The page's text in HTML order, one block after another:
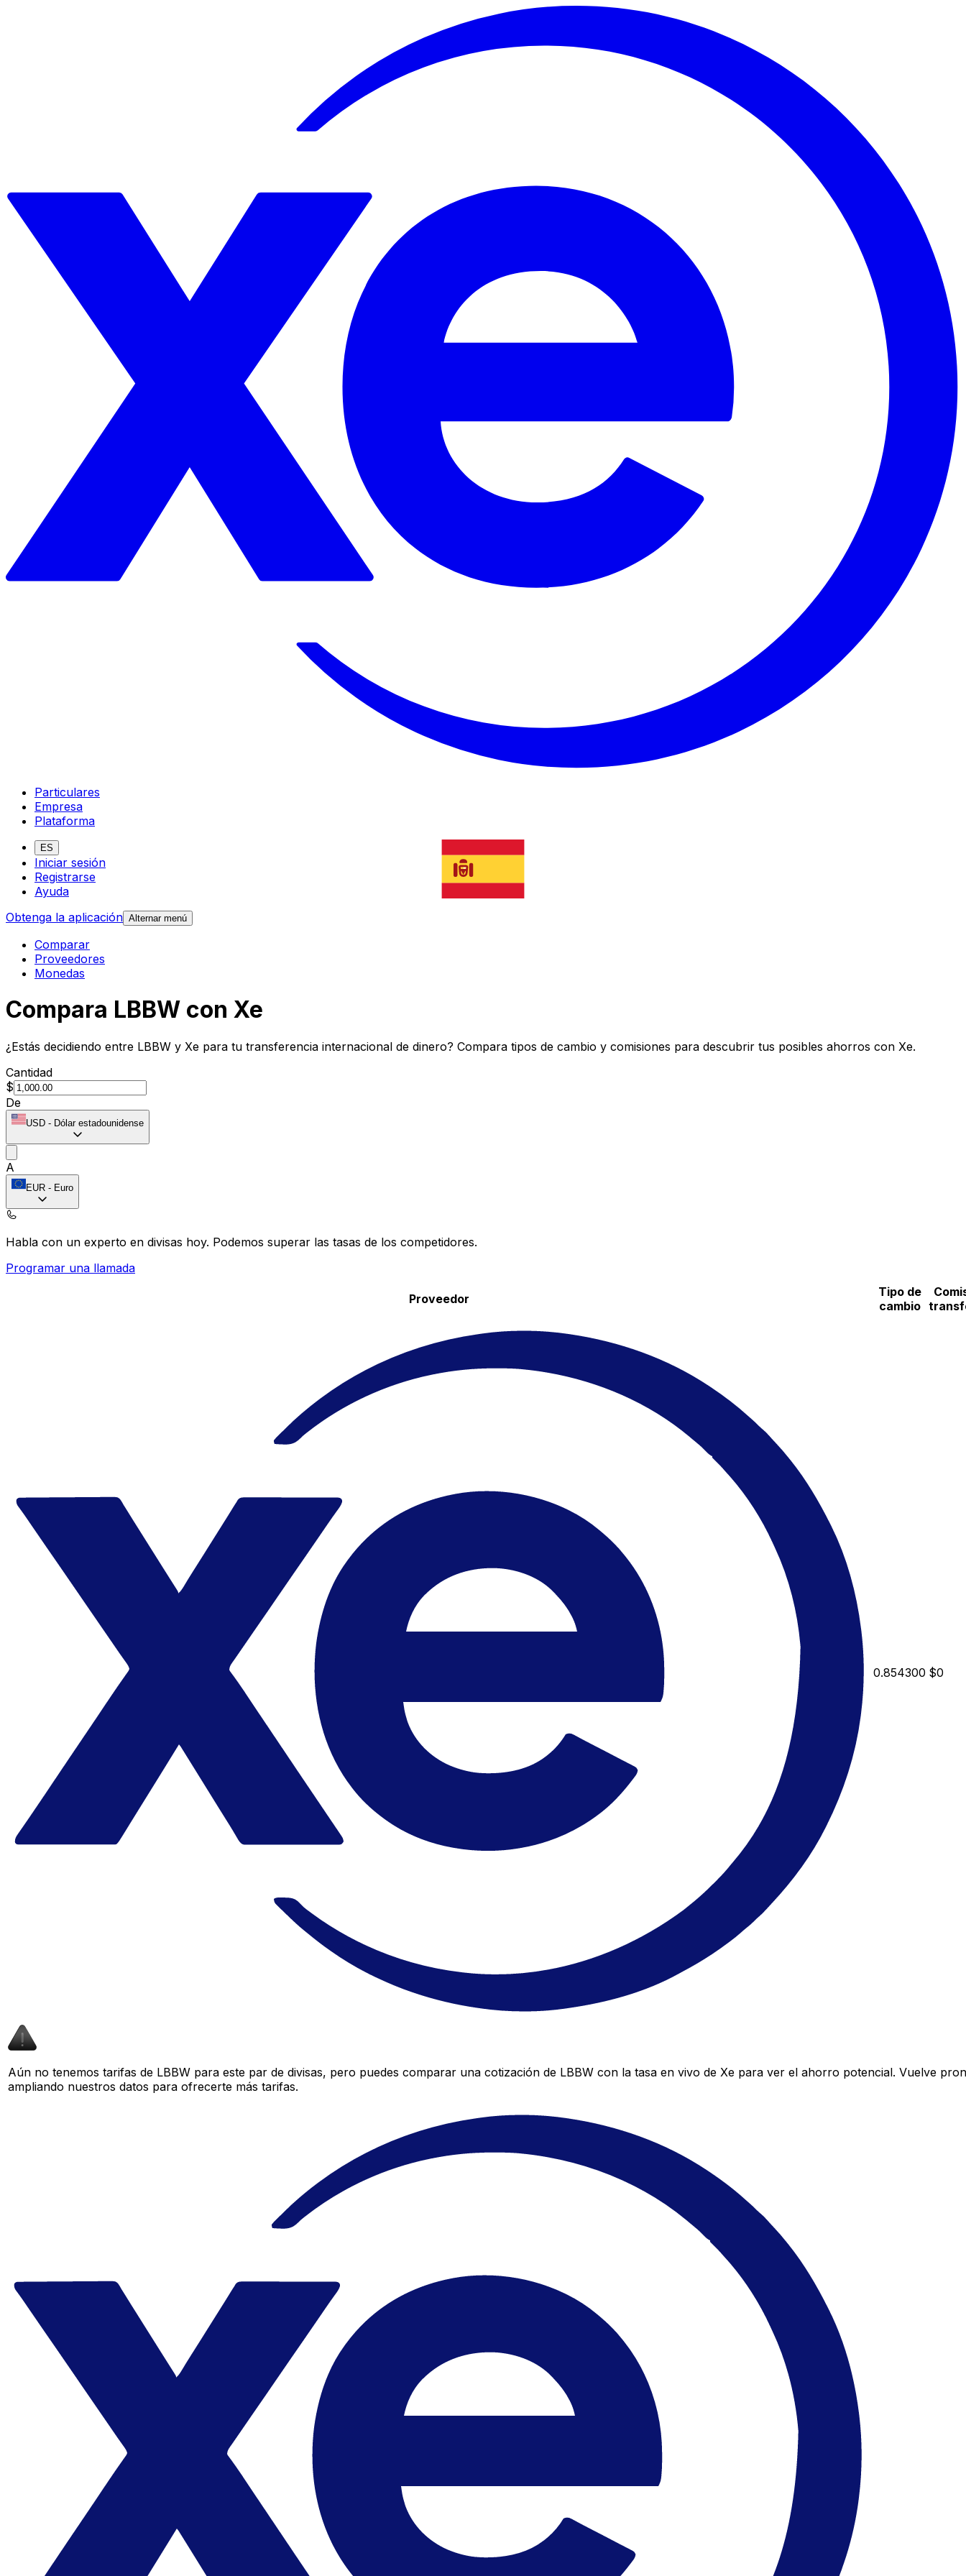
Particulares
Empresa
Plataforma
ES
Iniciar sesión
Registrarse
Ayuda
Obtenga la aplicación Alternar menú
Comparar
Proveedores
Monedas
Compara LBBW con Xe
¿Estás decidiendo entre LBBW y Xe para tu transferencia internacional de dinero? Compara tipos de cambio y comisiones para descubrir tus posibles ahorros con Xe.
Cantidad
$
De
USD - Dólar estadounidense
A
EUR - Euro
Habla con un experto en divisas hoy. Podemos superar las tasas de los competidores.
Programar una llamada
Proveedor
Tipo de
cambio
0.854300 $0
Aún no tenemos tarifas de LBBW para este par de divisas, pero puedes comparar una cotización de LBBW con la tasa en vivo de Xe para ver el ahorro potencial. Vuelve
ampliando nuestros datos para ofrecerte más tarifas.